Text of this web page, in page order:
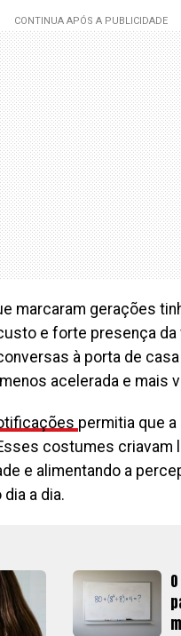
marcaram gerações
e forte presença da
à porta de
acelerada e mais
permitia que
costumes
e alimentando a
a dia.